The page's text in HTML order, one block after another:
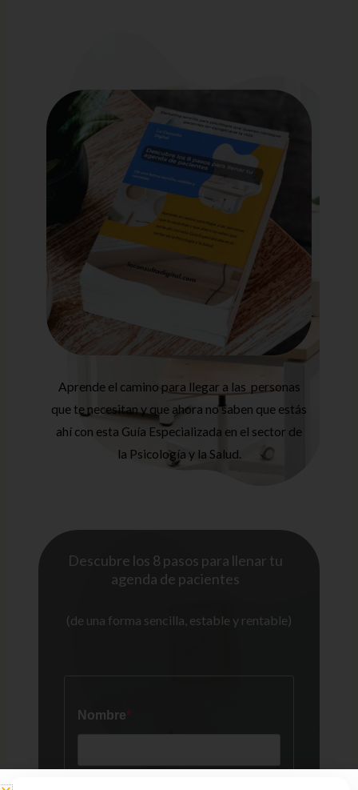
Aprende el camino para llegar a las personas
que te necesitan y que ahora no saben que estás
ahí con esta Guía Especializada en el sector de
la Psicología y la Salud.
Descubre los 8 pasos para llenar tu
agenda de pacientes
(de una forma sencilla, estable y rentable)